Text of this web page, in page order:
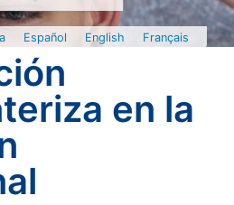
Español English Français
en la